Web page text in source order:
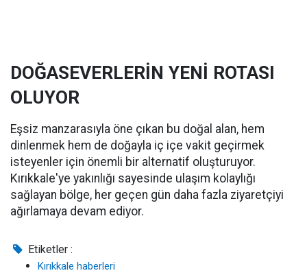
DOĞASEVERLERİN YENİ ROTASI
OLUYOR
Eşsiz manzarasıyla öne çıkan bu doğal alan, hem
dinlenmek hem de doğayla iç içe vakit geçirmek
isteyenler için önemli bir alternatif oluşturuyor.
Kırıkkale'ye yakınlığı sayesinde ulaşım kolaylığı
sağlayan bölge, her geçen gün daha fazla ziyaretçiyi
ağırlamaya devam ediyor.
Etiketler :
Kırıkkale haberleri